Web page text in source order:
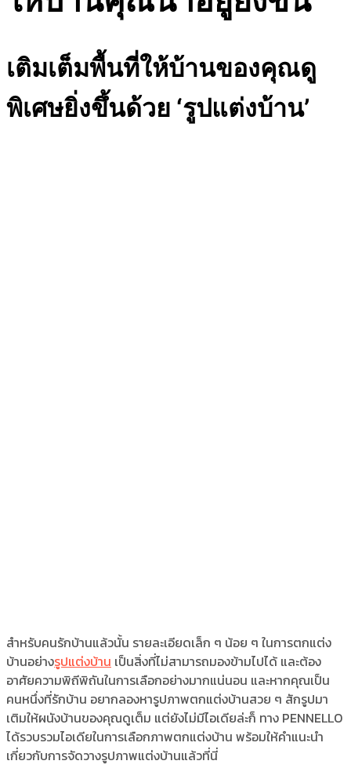
เติมเต็มพื้นที่ให้บ้านของคุณดู
พิเศษยิ่งขึ้นด้วย ‘รูปแต่งบ้าน’
สำหรับคนรักบ้านแล้วนั้น รายละเอียดเล็ก ๆ น้อย ๆ ในการตกแต่ง
บ้านอย่างรูปแต่งบ้าน เป็นสิ่งที่ไม่สามารถมองข้ามไปได้ และต้อง
อาศัยความพิถีพิถันในการเลือกอย่างมากแน่นอน และหากคุณเป็น
คนหนึ่งที่รักบ้าน อยากลองหารูปภาพตกแต่งบ้านสวย ๆ สักรูปมา
เติมให้ผนังบ้านของคุณดูเต็ม แต่ยังไม่มีไอเดียล่ะก็ ทาง PENNELLO
ได้รวบรวมไอเดียในการเลือกภาพตกแต่งบ้าน พร้อมให้คำแนะนำ
เกี่ยวกับการจัดวางรูปภาพแต่งบ้านแล้วที่นี่